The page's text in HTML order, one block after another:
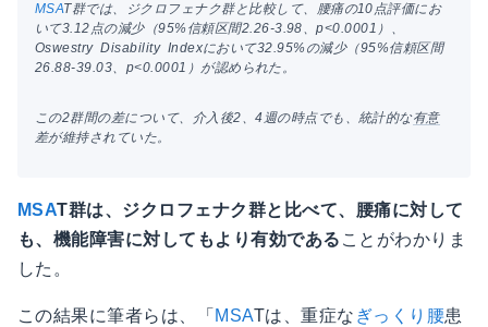
MSAT群では、ジクロフェナク群と比較して、腰痛の10点評価にお
いて3.12点の減少（95%信頼区間2.26-3.98、p<0.0001）、
Oswestry Disability Indexにおいて32.95%の減少（95%信頼区間
26.88-39.03、p<0.0001）が認められた。
この2群間の差について、介入後2、4週の時点でも、統計的な有意
差が維持されていた。
MSAT群は、ジクロフェナク群と比べて、腰痛に対して
も、機能障害に対してもより有効である ことがわかりま
した。
この結果に筆者らは、「 MSATは、重症な ぎっくり腰患